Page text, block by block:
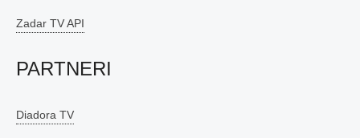
Zadar TV API
PARTNERI
Diadora TV